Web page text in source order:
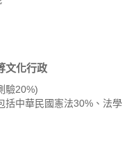
文化行政
驗20%)
中華民國憲法30%、法學